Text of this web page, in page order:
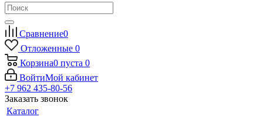
Сравнение0
Отложенные 0
Корзина0 пуста 0
ВойтиМой кабинет
+7 962 435-80-56
Заказать звонок
Каталог